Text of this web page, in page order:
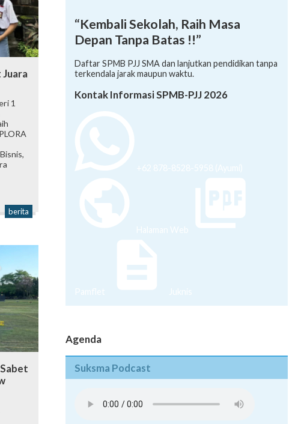
1
berita
“Kembali Sekolah, Raih Masa
Depan Tanpa Batas !!”
Daftar SPMB PJJ SMA dan lanjutkan pendidikan tanpa
terkendala jarak maupun waktu.
Kontak Informasi SPMB-PJJ 2026
+62 878-8528-5958 (Ayumi)
Halaman Web
Pamflet Juknis
Agenda
Suksma Podcast